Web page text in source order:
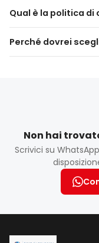
Qual è la politica di
Perché dovrei
Non hai
Scrivici su